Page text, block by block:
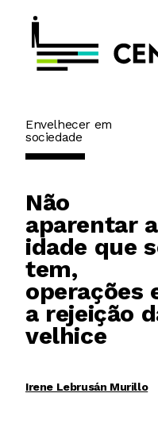
Envelhecer em
sociedade
Não
aparentar a
idade que
tem,
operações
a rejeição
velhice
Irene Lebrusán Murillo